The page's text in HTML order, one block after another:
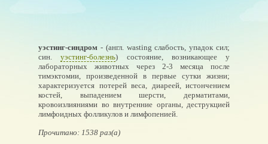
уэстинг-синдром - (англ. wasting слабость, упадок сил;
син.уэстинг-болезнь) состояние, возникающее у
лабораторных животных через 2-3 месяца после
тимэктомии, произведенной в первые сутки жизни;
характеризуется потерей веса, диареей, истончением
костей, выпадением шерсти, дерматитами,
кровоизлияниями во внутренние органы, деструкцией
лимфоидных фолликулов и лимфопенией.
Прочитано: 1538 раз(а)